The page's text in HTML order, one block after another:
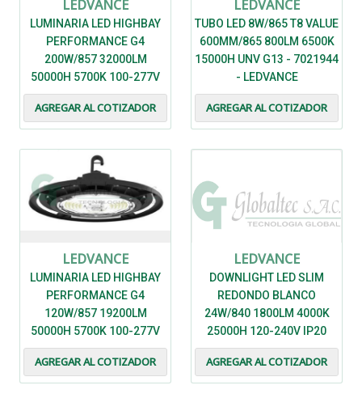
LEDVANCE
LUMINARIA LED HIGHBAY
PERFORMANCE G4
200W/857 32000LM
50000H 5700K 100-277V
110 IP65 IK08 - 7021368 -
LEDVANCE
AGREGAR AL COTIZADOR
LEDVANCE
TUBO LED 8W/865 T8 VALUE
600MM/865 800LM 6500K
15000H UNV G13 - 7021944
- LEDVANCE
AGREGAR AL COTIZADOR
LEDVANCE
LUMINARIA LED HIGHBAY
PERFORMANCE G4
120W/857 19200LM
50000H 5700K 100-277V
110 IP65 IK08 - 7021365 -
LEDVANCE
AGREGAR AL COTIZADOR
LEDVANCE
DOWNLIGHT LED SLIM
REDONDO BLANCO
24W/840 1800LM 4000K
25000H 120-240V IP20
IK03 CLASE II - 7021623 -
LEDVANCE
AGREGAR AL COTIZADOR